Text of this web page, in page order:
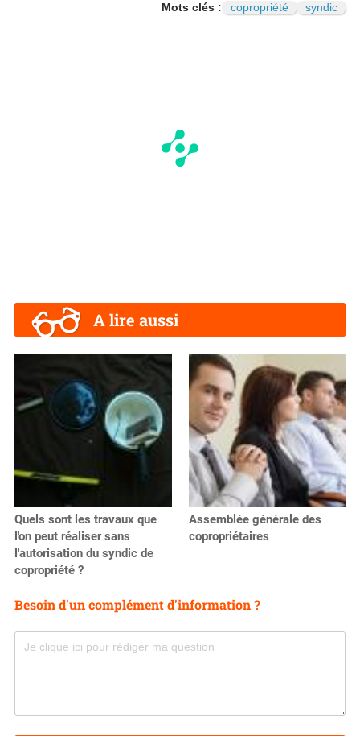
Mots clés : copropriété syndic
A lire aussi
Quels sont les travaux que
l'on peut réaliser sans
l'autorisation du syndic de
copropriété ?
Assemblée générale des
copropriétaires
Besoin d'un complément d'information ?